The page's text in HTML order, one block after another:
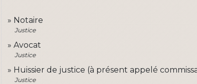
Notaire
Justice
Avocat
Justice
Huissier de justice (à présent appelé
Justice